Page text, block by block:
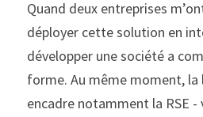
Quand deux entreprises
déployer cette solution en
développer une société a
forme. Au même moment, la
encadre notamment la RSE